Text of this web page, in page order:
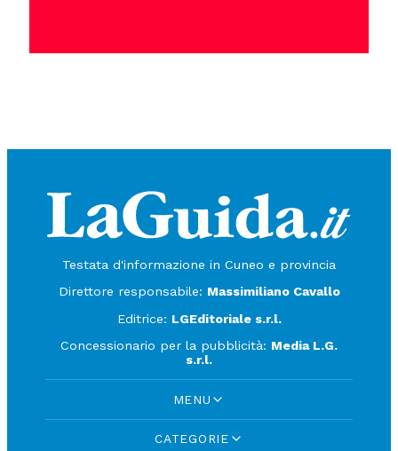
Testata d'informazione in Cuneo e provincia
Direttore responsabile: Massimiliano Cavallo
Editrice: LGEditoriale s.r.l.
Concessionario per la pubblicità: Media L.G.
s.r.l.
MENU
CATEGORIE